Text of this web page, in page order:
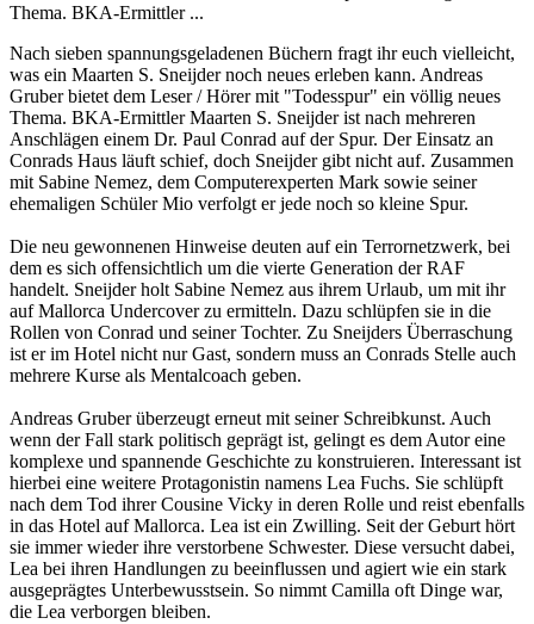
Thema. BKA-Ermittler ...
Nach sieben spannungsgeladenen Büchern fragt ihr euch vielleicht,
was ein Maarten S. Sneijder noch neues erleben kann. Andreas
Gruber bietet dem Leser / Hörer mit "Todesspur" ein völlig neues
Thema. BKA-Ermittler Maarten S. Sneijder ist nach mehreren
Anschlägen einem Dr. Paul Conrad auf der Spur. Der Einsatz an
Conrads Haus läuft schief, doch Sneijder gibt nicht auf. Zusammen
mit Sabine Nemez, dem Computerexperten Mark sowie seiner
ehemaligen Schüler Mio verfolgt er jede noch so kleine Spur.
Die neu gewonnenen Hinweise deuten auf ein Terrornetzwerk, bei
dem es sich offensichtlich um die vierte Generation der RAF
handelt. Sneijder holt Sabine Nemez aus ihrem Urlaub, um mit ihr
auf Mallorca Undercover zu ermitteln. Dazu schlüpfen sie in die
Rollen von Conrad und seiner Tochter. Zu Sneijders Überraschung
ist er im Hotel nicht nur Gast, sondern muss an Conrads Stelle auch
mehrere Kurse als Mentalcoach geben.
Andreas Gruber überzeugt erneut mit seiner Schreibkunst. Auch
wenn der Fall stark politisch geprägt ist, gelingt es dem Autor eine
komplexe und spannende Geschichte zu konstruieren. Interessant ist
hierbei eine weitere Protagonistin namens Lea Fuchs. Sie schlüpft
nach dem Tod ihrer Cousine Vicky in deren Rolle und reist ebenfalls
in das Hotel auf Mallorca. Lea ist ein Zwilling. Seit der Geburt hört
sie immer wieder ihre verstorbene Schwester. Diese versucht dabei,
Lea bei ihren Handlungen zu beeinflussen und agiert wie ein stark
ausgeprägtes Unterbewusstsein. So nimmt Camilla oft Dinge war,
die Lea verborgen bleiben.